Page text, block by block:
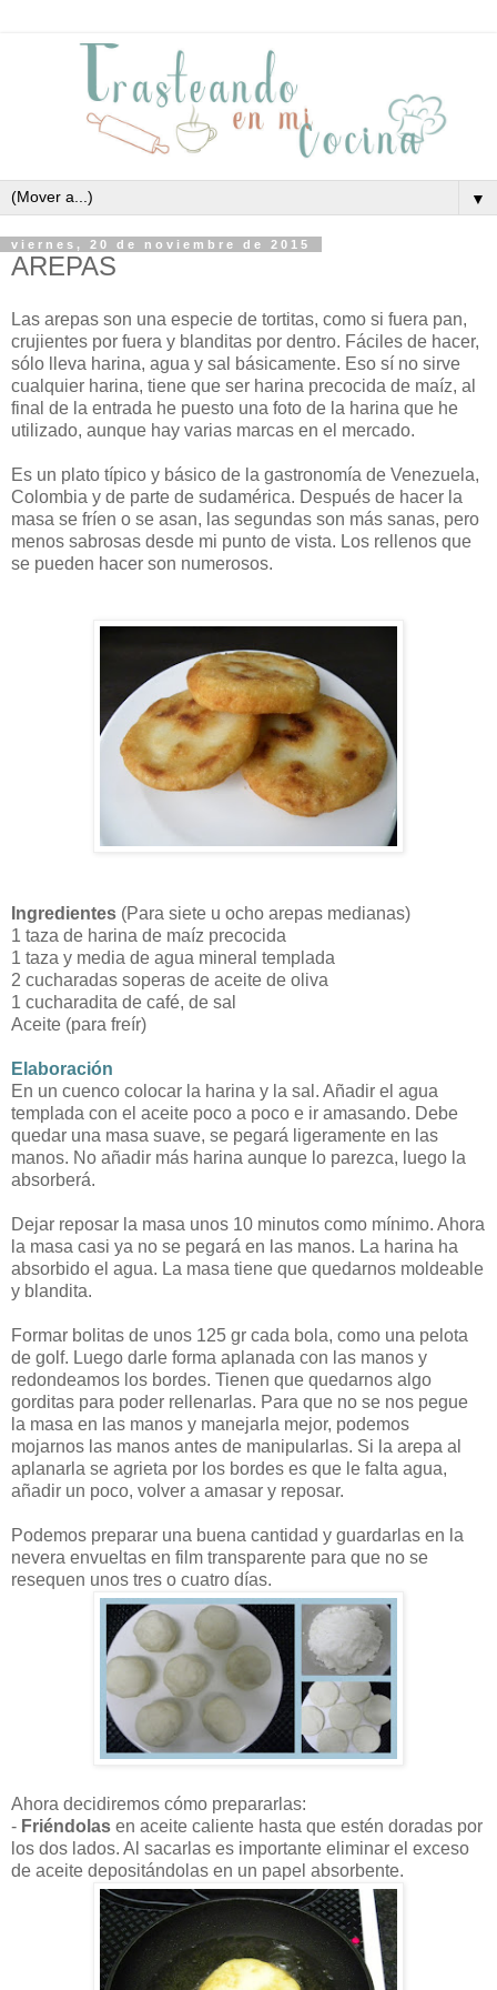
▼
viernes, 20 de noviembre de 2015
AREPAS
Las arepas son una especie de tortitas, como si fuera pan,
crujientes por fuera y blanditas por dentro. Fáciles de hacer,
sólo lleva harina, agua y sal básicamente. Eso sí no sirve
cualquier harina, tiene que ser harina precocida de maíz, al
final de la entrada he puesto una foto de la harina que he
utilizado, aunque hay varias marcas en el mercado.
Es un plato típico y básico de la gastronomía de Venezuela,
Colombia y de parte de sudamérica. Después de hacer la
masa se fríen o se asan, las segundas son más sanas, pero
menos sabrosas desde mi punto de vista. Los rellenos que
se pueden hacer son numerosos.
Ingredientes (Para siete u ocho arepas medianas)
1 taza de harina de maíz precocida
1 taza y media de agua mineral templada
2 cucharadas soperas de aceite de oliva
1 cucharadita de café, de sal
Aceite (para freír)
Elaboración
En un cuenco colocar la harina y la sal. Añadir el agua
templada con el aceite poco a poco e ir amasando. Debe
quedar una masa suave, se pegará ligeramente en las
manos. No añadir más harina aunque lo parezca, luego la
absorberá.
Dejar reposar la masa unos 10 minutos como mínimo. Ahora
la masa casi ya no se pegará en las manos. La harina ha
absorbido el agua. La masa tiene que quedarnos moldeable
y blandita.
Formar bolitas de unos 125 gr cada bola, como una pelota
de golf. Luego darle forma aplanada con las manos y
redondeamos los bordes. Tienen que quedarnos algo
gorditas para poder rellenarlas. Para que no se nos pegue
la masa en las manos y manejarla mejor, podemos
mojarnos las manos antes de manipularlas. Si la arepa al
aplanarla se agrieta por los bordes es que le falta agua,
añadir un poco, volver a amasar y reposar.
Podemos preparar una buena cantidad y guardarlas en la
nevera envueltas en film transparente para que no se
resequen unos tres o cuatro días.
Ahora decidiremos cómo prepararlas:
- Friéndolas en aceite caliente hasta que estén doradas por
los dos lados. Al sacarlas es importante eliminar el exceso
de aceite depositándolas en un papel absorbente.